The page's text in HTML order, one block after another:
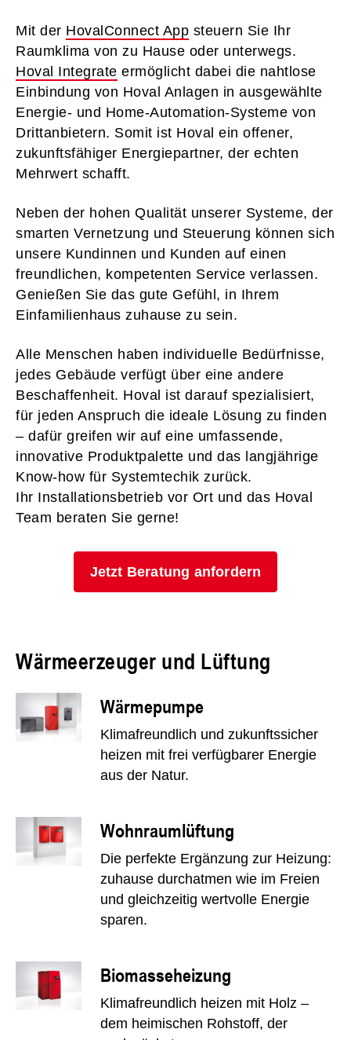
Mit der HovalConnect App steuern Sie Ihr
Raumklima von zu Hause oder unterwegs.
Hoval Integrate ermöglicht dabei die nahtlose
Einbindung von Hoval Anlagen in ausgewählte
Energie- und Home-Automation-Systeme von
Drittanbietern. Somit ist Hoval ein offener,
zukunftsfähiger Energiepartner, der echten
Mehrwert schafft.
Neben der hohen Qualität unserer Systeme, der
smarten Vernetzung und Steuerung können sich
unsere Kundinnen und Kunden auf einen
freundlichen, kompetenten Service verlassen.
Genießen Sie das gute Gefühl, in Ihrem
Einfamilienhaus zuhause zu sein.
Alle Menschen haben individuelle Bedürfnisse,
jedes Gebäude verfügt über eine andere
Beschaffenheit. Hoval ist darauf spezialisiert,
für jeden Anspruch die ideale Lösung zu finden
– dafür greifen wir auf eine umfassende,
innovative Produktpalette und das langjährige
Know-how für Systemtechik zurück.
Ihr Installationsbetrieb vor Ort und das Hoval
Team beraten Sie gerne!
Jetzt Beratung anfordern
Wärmeerzeuger und Lüftung
Wärmepumpe
Klimafreundlich und zukunftssicher
heizen mit frei verfügbarer Energie
aus der Natur.
Wohnraumlüftung
Die perfekte Ergänzung zur Heizung:
zuhause durchatmen wie im Freien
und gleichzeitig wertvolle Energie
sparen.
Biomasseheizung
Klimafreundlich heizen mit Holz –
dem heimischen Rohstoff, der